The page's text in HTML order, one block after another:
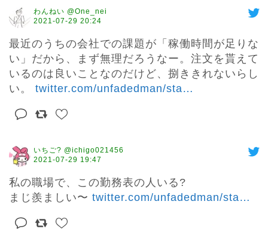
わんねい @One_nei
2021-07-29 20:24
最近のうちの会社での課題が「稼働時間が足りな
い」だから、まず無理だろうなー。注文を貰えて
いるのは良いことなのだけど、捌ききれないらし
い。 twitter.com/unfadedman/sta…
いちご? @ichigo021456
2021-07-29 19:47
私の職場で、この勤務表の人いる?
まじ羨ましい〜 twitter.com/unfadedman/sta…